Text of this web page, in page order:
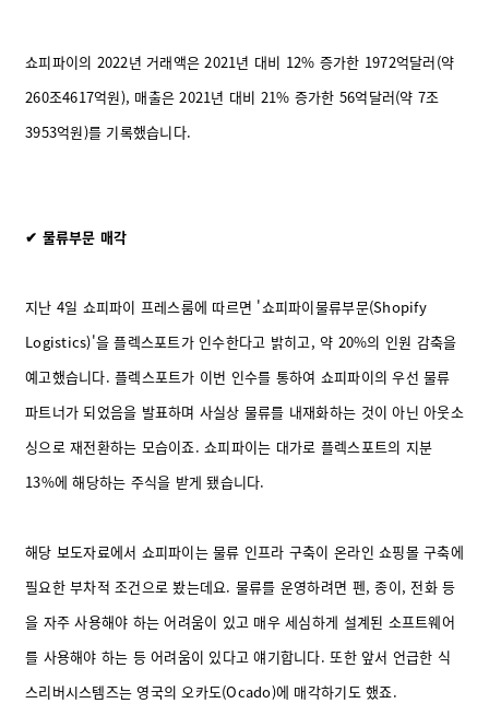
쇼피파이의 2022년 거래액은 2021년 대비 12% 증가한 1972억달러(약
260조4617억원), 매출은 2021년 대비 21% 증가한 56억달러(약 7조
3953억원)를 기록했습니다.
✔ 물류부문 매각
지난 4일 쇼피파이 프레스룸에 따르면 '쇼피파이물류부문(Shopify
Logistics)'을 플렉스포트가 인수한다고 밝히고, 약 20%의 인원 감축을
예고했습니다. 플렉스포트가 이번 인수를 통하여 쇼피파이의 우선 물류
파트너가 되었음을 발표하며 사실상 물류를 내재화하는 것이 아닌 아웃소
싱으로 재전환하는 모습이죠. 쇼피파이는 대가로 플렉스포트의 지분
13%에 해당하는 주식을 받게 됐습니다.
해당 보도자료에서 쇼피파이는 물류 인프라 구축이 온라인 쇼핑몰 구축에
필요한 부차적 조건으로 봤는데요. 물류를 운영하려면 펜, 종이, 전화 등
을 자주 사용해야 하는 어려움이 있고 매우 세심하게 설계된 소프트웨어
를 사용해야 하는 등 어려움이 있다고 얘기합니다.또한 앞서 언급한 식
스리버시스템즈는 영국의 오카도(Ocado)에 매각하기도 했죠.